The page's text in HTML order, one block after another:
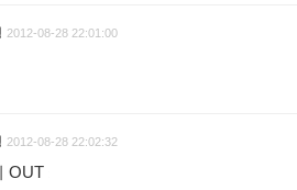
2012-08-28 22:01:00
2012-08-28 22:02:32
OUT